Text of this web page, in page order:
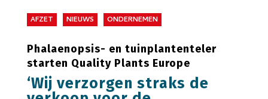
AFZET NIEUWS ONDERNEMEN
Phalaenopsis- en tuinplantenteler
starten Quality Plants Europe
‘Wij verzorgen straks de